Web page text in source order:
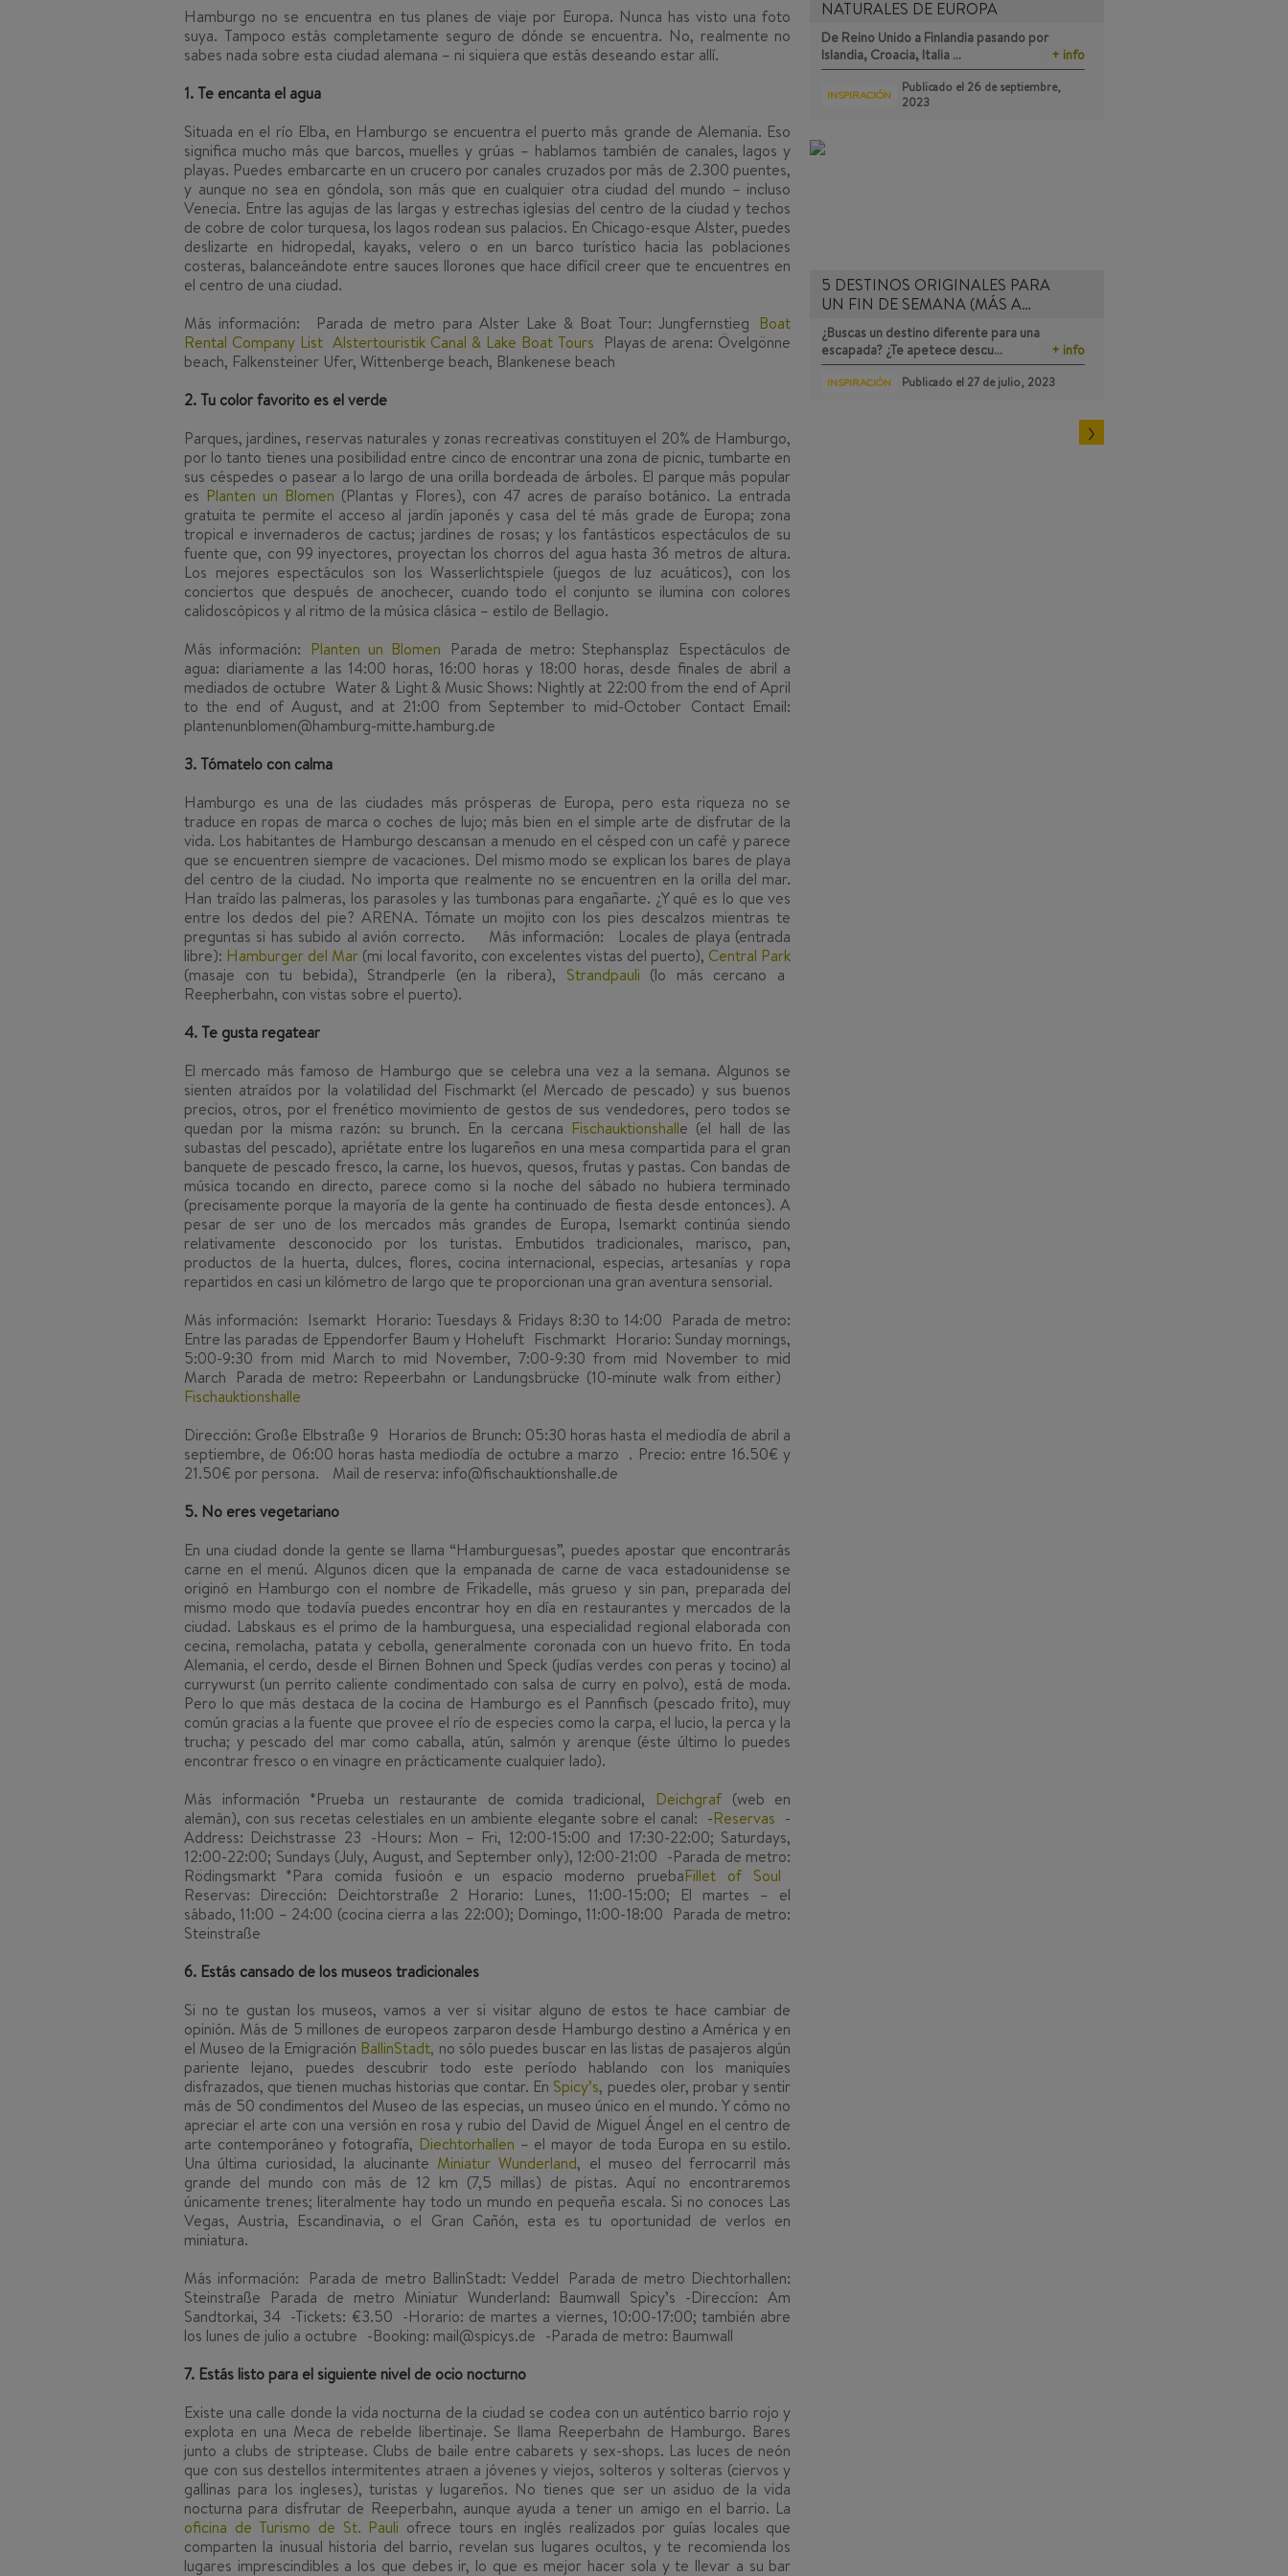
Hamburgo no se encuentra en tus planes de viaje por Europa. Nunca has visto una foto
suya. Tampoco estás completamente seguro de dónde se encuentra. No, realmente no
sabes nada sobre esta ciudad alemana – ni siquiera que estás deseando estar allí.
1. Te encanta el agua
Situada en el río Elba, en Hamburgo se encuentra el puerto más grande de Alemania. Eso
significa mucho más que barcos, muelles y grúas – hablamos también de canales, lagos y
playas. Puedes embarcarte en un crucero por canales cruzados por más de 2.300 puentes,
y aunque no sea en góndola, son más que en cualquier otra ciudad del mundo – incluso
Venecia. Entre las agujas de las largas y estrechas iglesias del centro de la ciudad y techos
de cobre de color turquesa, los lagos rodean sus palacios. En Chicago-esque Alster, puedes
deslizarte en hidropedal, kayaks, velero o en un barco turístico hacia las poblaciones
costeras, balanceándote entre sauces llorones que hace difícil creer que te encuentres en
el centro de una ciudad.
Más información:
Parada de metro para Alster Lake & Boat Tour: Jungfernstieg Boat
Rental Company List Alstertouristik Canal & Lake Boat Tours Playas de arena: Övelgönne
beach, Falkensteiner Ufer, Wittenberge beach, Blankenese beach
2. Tu color favorito es el verde
Parques, jardines, reservas naturales y zonas recreativas constituyen el 20% de Hamburgo,
por lo tanto tienes una posibilidad entre cinco de encontrar una zona de picnic, tumbarte en
sus céspedes o pasear a lo largo de una orilla bordeada de árboles. El parque más popular
es Planten un Blomen (Plantas y Flores), con 47 acres de paraíso botánico. La entrada
gratuita te permite el acceso al jardín japonés y casa del té más grade de Europa; zona
tropical e invernaderos de cactus; jardines de rosas; y los fantásticos espectáculos de su
fuente que, con 99 inyectores, proyectan los chorros del agua hasta 36 metros de altura.
Los mejores espectáculos son los Wasserlichtspiele (juegos de luz acuáticos), con los
conciertos que después de anochecer, cuando todo el conjunto se ilumina con colores
calidoscópicos y al ritmo de la música clásica – estilo de Bellagio.
Más información: Planten un Blomen Parada de metro: Stephansplaz Espectáculos de
agua: diariamente a las 14:00 horas, 16:00 horas y 18:00 horas, desde finales de abril a
mediados de octubre Water & Light & Music Shows: Nightly at 22:00 from the end of April
to the end of August, and at 21:00 from September to mid-October Contact Email:
plantenunblomen@hamburg-mitte.hamburg.de
3. Tómatelo con calma
Hamburgo es una de las ciudades más prósperas de Europa, pero esta riqueza no se
traduce en ropas de marca o coches de lujo; más bien en el simple arte de disfrutar de la
vida. Los habitantes de Hamburgo descansan a menudo en el césped con un café y parece
que se encuentren siempre de vacaciones. Del mismo modo se explican los bares de playa
del centro de la ciudad. No importa que realmente no se encuentren en la orilla del mar.
Han traído las palmeras, los parasoles y las tumbonas para engañarte. ¿Y qué es lo que ves
entre los dedos del pie? ARENA. Tómate un mojito con los pies descalzos mientras te
preguntas si has subido al avión correcto.
Más información: Locales de playa (entrada
libre): Hamburger del Mar (mi local favorito, con excelentes vistas del puerto), Central Park
(masaje con tu bebida), Strandperle (en la ribera), Strandpauli (lo más cercano a
Reepherbahn, con vistas sobre el puerto).
4. Te gusta regatear
El mercado más famoso de Hamburgo que se celebra una vez a la semana. Algunos se
sienten atraídos por la volatilidad del Fischmarkt (el Mercado de pescado) y sus buenos
precios, otros, por el frenético movimiento de gestos de sus vendedores, pero todos se
quedan por la misma razón: su brunch. En la cercana Fischauktionshalle (el hall de las
subastas del pescado), apriétate entre los lugareños en una mesa compartida para el gran
banquete de pescado fresco, la carne, los huevos, quesos, frutas y pastas. Con bandas de
música tocando en directo, parece como si la noche del sábado no hubiera terminado
(precisamente porque la mayoría de la gente ha continuado de fiesta desde entonces). A
pesar de ser uno de los mercados más grandes de Europa, Isemarkt continúa siendo
relativamente desconocido por los turistas. Embutidos tradicionales, marisco, pan,
productos de la huerta, dulces, flores, cocina internacional, especias, artesanías y ropa
repartidos en casi un kilómetro de largo que te proporcionan una gran aventura sensorial.
Más información: Isemarkt Horario: Tuesdays & Fridays 8:30 to 14:00 Parada de metro:
Entre las paradas de Eppendorfer Baum y Hoheluft Fischmarkt Horario: Sunday mornings,
5:00-9:30 from mid March to mid November, 7:00-9:30 from mid November to mid
March Parada de metro: Repeerbahn or Landungsbrücke (10-minute walk from either)
Fischauktionshalle
Dirección: Große Elbstraße 9 Horarios de Brunch: 05:30 horas hasta el mediodía de abril a
septiembre, de 06:00 horas hasta mediodía de octubre a marzo . Precio: entre 16.50€ y
21.50€ por persona. Mail de reserva: info@fischauktionshalle.de
5. No eres vegetariano
En una ciudad donde la gente se llama “Hamburguesas”, puedes apostar que encontrarás
carne en el menú. Algunos dicen que la empanada de carne de vaca estadounidense se
originó en Hamburgo con el nombre de Frikadelle, más grueso y sin pan, preparada del
mismo modo que todavía puedes encontrar hoy en día en restaurantes y mercados de la
ciudad. Labskaus es el primo de la hamburguesa, una especialidad regional elaborada con
cecina, remolacha, patata y cebolla, generalmente coronada con un huevo frito. En toda
Alemania, el cerdo, desde el Birnen Bohnen und Speck (judías verdes con peras y tocino) al
currywurst (un perrito caliente condimentado con salsa de curry en polvo), está de moda.
Pero lo que más destaca de la cocina de Hamburgo es el Pannfisch (pescado frito), muy
común gracias a la fuente que provee el río de especies como la carpa, el lucio, la perca y la
trucha; y pescado del mar como caballa, atún, salmón y arenque (éste último lo puedes
encontrar fresco o en vinagre en prácticamente cualquier lado).
Más información *Prueba un restaurante de comida tradicional, Deichgraf(web en
alemán), con sus recetas celestiales en un ambiente elegante sobre el canal: -Reservas -
Address: Deichstrasse 23 -Hours: Mon – Fri, 12:00-15:00 and 17:30-22:00; Saturdays,
12:00-22:00; Sundays (July, August, and September only), 12:00-21:00 -Parada de metro:
Rödingsmarkt *Para comida fusioón e un espacio moderno pruebaFillet of Soul
Reservas: Dirección: Deichtorstraße 2 Horario: Lunes, 11:00-15:00; El martes – el
sábado, 11:00 – 24:00 (cocina cierra a las 22:00); Domingo, 11:00-18:00 Parada de metro:
Steinstraße
6. Estás cansado de los museos tradicionales
Si no te gustan los museos, vamos a ver si visitar alguno de estos te hace cambiar de
opinión. Más de 5 millones de europeos zarparon desde Hamburgo destino a América y en
el Museo de la Emigración BallinStadt, no sólo puedes buscar en las listas de pasajeros algún
pariente lejano, puedes descubrir todo este período hablando con los maniquíes
disfrazados, que tienen muchas historias que contar. En Spicy’s, puedes oler, probar y sentir
más de 50 condimentos del Museo de las especias, un museo único en el mundo. Y cómo no
apreciar el arte con una versión en rosa y rubio del David de Miguel Ángel en el centro de
arte contemporáneo y fotografía, Diechtorhallen – el mayor de toda Europa en su estilo.
Una última curiosidad, la alucinante Miniatur Wunderland, el museo del ferrocarril más
grande del mundo con más de 12 km (7,5 millas) de pistas. Aquí no encontraremos
únicamente trenes; literalmente hay todo un mundo en pequeña escala. Si no conoces Las
Vegas, Austria, Escandinavia, o el Gran Cañón, esta es tu oportunidad de verlos en
miniatura.
Más información: Parada de metro BallinStadt: Veddel Parada de metro Diechtorhallen:
Steinstraße Parada de metro Miniatur Wunderland: Baumwall Spicy’s -Direccíon: Am
Sandtorkai, 34 -Tickets: €3.50 -Horario: de martes a viernes, 10:00-17:00; también abre
los lunes de julio a octubre -Booking: mail@spicys.de -Parada de metro: Baumwall
7. Estás listo para el siguiente nivel de ocio nocturno
Existe una calle donde la vida nocturna de la ciudad se codea con un auténtico barrio rojo y
explota en una Meca de rebelde libertinaje. Se llama Reeperbahn de Hamburgo. Bares
junto a clubs de striptease. Clubs de baile entre cabarets y sex-shops. Las luces de neón
que con sus destellos intermitentes atraen a jóvenes y viejos, solteros y solteras (ciervos y
gallinas para los ingleses), turistas y lugareños. No tienes que ser un asiduo de la vida
nocturna para disfrutar de Reeperbahn, aunque ayuda a tener un amigo en el barrio. La
oficina de Turismo de St. Pauli ofrece tours en inglés realizados por guías locales que
comparten la inusual historia del barrio, revelan sus lugares ocultos, y te recomienda los
lugares imprescindibles a los que debes ir, lo que es mejor hacer sola y te llevar a su bar
NATURALES DE EUROPA
De Reino Unido a Finlandia pasando por
Islandia, Croacia, Italia …
+ info
INSPIRACIÓN Publicado el 26 de septiembre,
2023
5 DESTINOS ORIGINALES PARA
UN FIN DE SEMANA (MÁS A…
¿Buscas un destino diferente para una
escapada? ¿Te apetece descu…
+ info
INSPIRACIÓN Publicado el 27 de julio, 2023